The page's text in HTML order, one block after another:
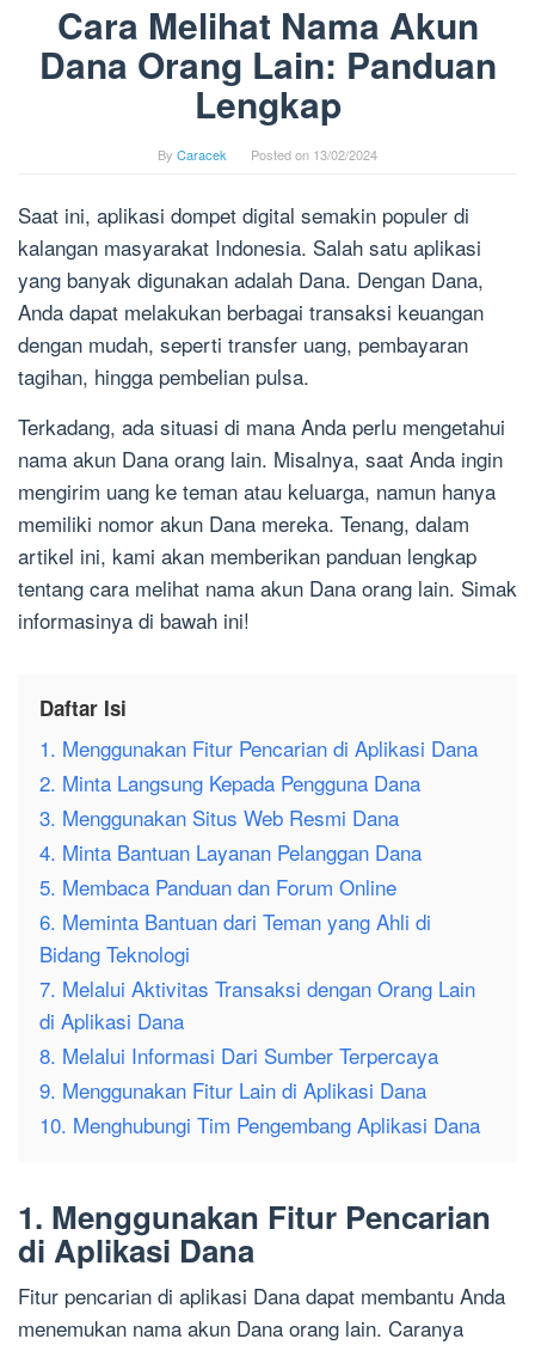
Cara Melihat Nama Akun
Dana Orang Lain: Panduan
Lengkap
By Caracek Posted on 13/02/2024
Saat ini, aplikasi dompet digital semakin populer di
kalangan masyarakat Indonesia. Salah satu aplikasi
yang banyak digunakan adalah Dana. Dengan Dana,
Anda dapat melakukan berbagai transaksi keuangan
dengan mudah, seperti transfer uang, pembayaran
tagihan, hingga pembelian pulsa.
Terkadang, ada situasi di mana Anda perlu mengetahui
nama akun Dana orang lain. Misalnya, saat Anda ingin
mengirim uang ke teman atau keluarga, namun hanya
memiliki nomor akun Dana mereka. Tenang, dalam
artikel ini, kami akan memberikan panduan lengkap
tentang cara melihat nama akun Dana orang lain. Simak
informasinya di bawah ini!
Daftar Isi
1. Menggunakan Fitur Pencarian di Aplikasi Dana
2. Minta Langsung Kepada Pengguna Dana
3. Menggunakan Situs Web Resmi Dana
4. Minta Bantuan Layanan Pelanggan Dana
5. Membaca Panduan dan Forum Online
6. Meminta Bantuan dari Teman yang Ahli di
Bidang Teknologi
7. Melalui Aktivitas Transaksi dengan Orang Lain
di Aplikasi Dana
8. Melalui Informasi Dari Sumber Terpercaya
9. Menggunakan Fitur Lain di Aplikasi Dana
10. Menghubungi Tim Pengembang Aplikasi Dana
1. Menggunakan Fitur Pencarian
di Aplikasi Dana
Fitur pencarian di aplikasi Dana dapat membantu Anda
menemukan nama akun Dana orang lain. Caranya